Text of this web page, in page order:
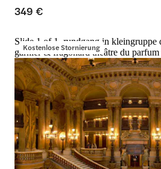
349 €
Kostenlose Stornierung
Slide 1 of 1, rundgang in kleingruppe
garnier & fragonard théâtre du parfum